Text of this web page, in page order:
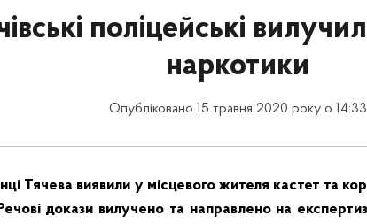
поліцейські
наркотики
Опубліковано 15 травня 2020 року о 14:33
Тячева виявили у місцевого жителя кастет та
докази вилучено та направлено на